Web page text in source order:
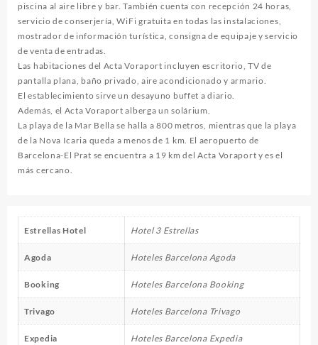
piscina al aire libre y bar. También cuenta con recepción 24 horas,
servicio de conserjería, WiFi gratuita en todas las instalaciones,
mostrador de información turística, consigna de equipaje y servicio
de venta de entradas.
Las habitaciones del Acta Voraport incluyen escritorio, TV de
pantalla plana, baño privado, aire acondicionado y armario.
El establecimiento sirve un desayuno buffet a diario.
Además, el Acta Voraport alberga un solárium.
La playa de la Mar Bella se halla a 800 metros, mientras que la playa
de la Nova Icaria queda a menos de 1 km. El aeropuerto de
Barcelona-El Prat se encuentra a 19 km del Acta Voraport y es el
más cercano.
Estrellas Hotel Hotel 3 Estrellas
Agoda Hoteles Barcelona Agoda
Booking Hoteles Barcelona Booking
Trivago Hoteles Barcelona Trivago
Expedia Hoteles Barcelona Expedia